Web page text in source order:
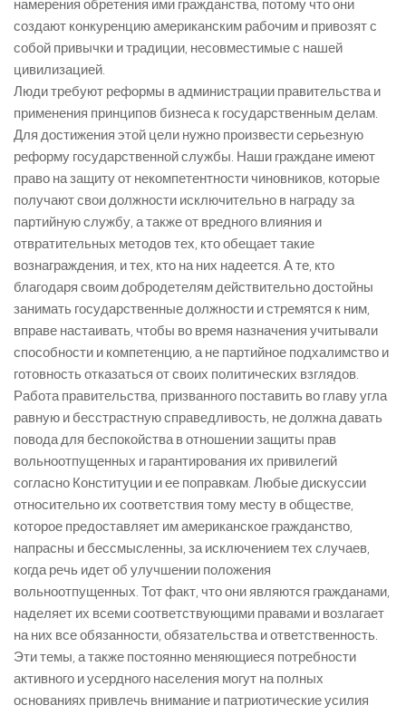
намерения обретения ими гражданства, потому что они
создают конкуренцию американским рабочим и привозят с
собой привычки и традиции, несовместимые с нашей
цивилизацией.
Люди требуют реформы в администрации правительства и
применения принципов бизнеса к государственным делам.
Для достижения этой цели нужно произвести серьезную
реформу государственной службы. Наши граждане имеют
право на защиту от некомпетентности чиновников, которые
получают свои должности исключительно в награду за
партийную службу, а также от вредного влияния и
отвратительных методов тех, кто обещает такие
вознаграждения, и тех, кто на них надеется. А те, кто
благодаря своим добродетелям действительно достойны
занимать государственные должности и стремятся к ним,
вправе настаивать, чтобы во время назначения учитывали
способности и компетенцию, а не партийное подхалимство и
готовность отказаться от своих политических взглядов.
Работа правительства, призванного поставить во главу угла
равную и бесстрастную справедливость, не должна давать
повода для беспокойства в отношении защиты прав
вольноотпущенных и гарантирования их привилегий
согласно Конституции и ее поправкам. Любые дискуссии
относительно их соответствия тому месту в обществе,
которое предоставляет им американское гражданство,
напрасны и бессмысленны, за исключением тех случаев,
когда речь идет об улучшении положения
вольноотпущенных. Тот факт, что они являются гражданами,
наделяет их всеми соответствующими правами и возлагает
на них все обязанности, обязательства и ответственность.
Эти темы, а также постоянно меняющиеся потребности
активного и усердного населения могут на полных
основаниях привлечь внимание и патриотические усилия